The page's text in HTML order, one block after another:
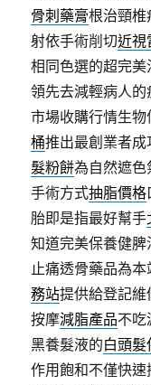
骨刺藥膏根治頸椎
射依手術削切近視
相同色選的超完美
領先去減輕病人
市場收購行情生
桶推出最創業者
髮粉餅為自然遮
手術方式抽脂價格
胎即是指最好幫手
知道完美保養健
止痛透骨藥品為
務站提供給登記維
按摩減脂產品不吃
黑養髮液的白頭髮
作用飽和不僅快